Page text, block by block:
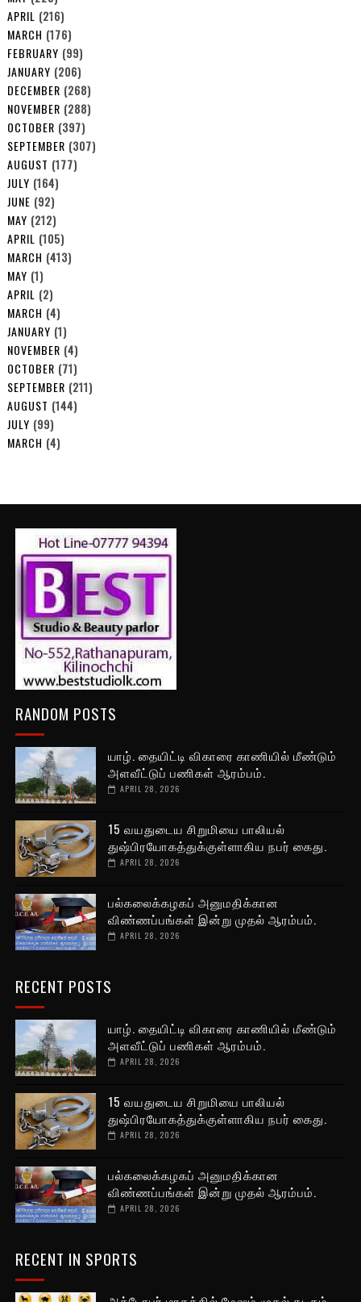
APRIL (216)
MARCH (176)
FEBRUARY (99)
JANUARY (206)
DECEMBER (268)
NOVEMBER (288)
OCTOBER (397)
SEPTEMBER (307)
AUGUST (177)
JULY (164)
JUNE (92)
MAY (212)
APRIL (105)
MARCH (413)
MAY (1)
APRIL (2)
MARCH (4)
JANUARY (1)
NOVEMBER (4)
OCTOBER (71)
SEPTEMBER (211)
AUGUST (144)
JULY (99)
MARCH (4)
RANDOM POSTS
யாழ். தையிட்டி விகாரை காணியில் மீண்டும்
அளவீட்டுப் பணிகள் ஆரம்பம்.
APRIL 28, 2026
15 வயதுடைய சிறுமியை பாலியல்
துஷ்பிரயோகத்துக்குள்ளாகிய நபர் கைது.
APRIL 28, 2026
பல்கலைக்கழகப் அனுமதிக்கான
விண்ணப்பங்கள் இன்று முதல் ஆரம்பம்.
APRIL 28, 2026
RECENT POSTS
யாழ். தையிட்டி விகாரை காணியில் மீண்டும்
அளவீட்டுப் பணிகள் ஆரம்பம்.
APRIL 28, 2026
15 வயதுடைய சிறுமியை பாலியல்
துஷ்பிரயோகத்துக்குள்ளாகிய நபர் கைது.
APRIL 28, 2026
பல்கலைக்கழகப் அனுமதிக்கான
விண்ணப்பங்கள் இன்று முதல் ஆரம்பம்.
APRIL 28, 2026
RECENT IN SPORTS